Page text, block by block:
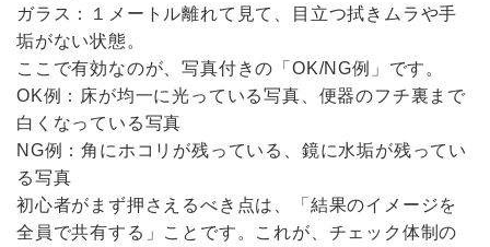
ガラス：１メートル離れて見て、目立つ拭きムラや手
垢がない状態。
ここで有効なのが、写真付きの「OK/NG例」です。
OK例：床が均一に光っている写真、便器のフチ裏まで
白くなっている写真
NG例：角にホコリが残っている、鏡に水垢が残ってい
る写真
初心者がまず押さえるべき点は、「結果のイメージを
全員で共有する」ことです。これが、チェック体制の